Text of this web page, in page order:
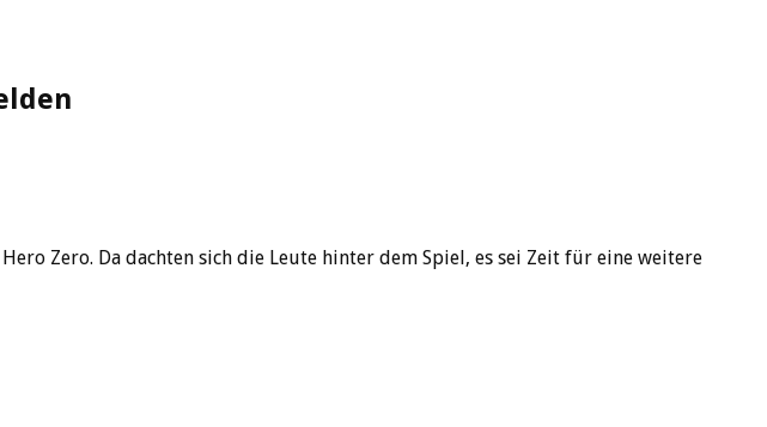
Zero. Da dachten sich die Leute hinter dem Spiel, es sei Zeit für eine weitere